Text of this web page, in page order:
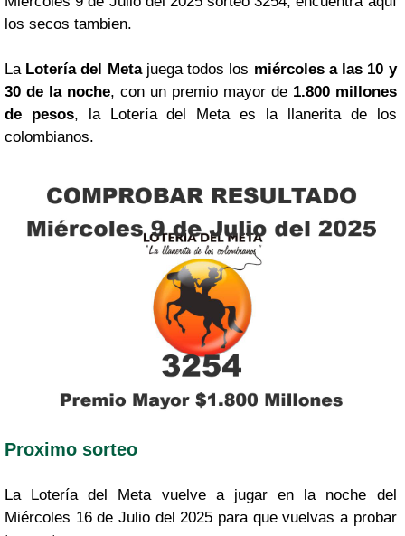
los secos tambien.
La Lotería del Metajuega todos los miércoles a las 10 y
30 de la noche, con un premio mayor de 1.800 millones
de pesos, la Lotería del Meta es la llanerita de los
colombianos.
Proximo sorteo
La Lotería del Meta vuelve a jugar en la noche del
Miércoles 16 de Julio del 2025 para que vuelvas a probar